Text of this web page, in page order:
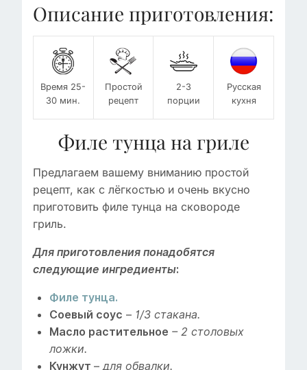
Описание приготовления:
Время 25-
30 мин.
Простой
рецепт
2-3
порции
Русская
кухня
Филе тунца на гриле
Предлагаем вашему вниманию простой
рецепт, как с лёгкостью и очень вкусно
приготовить филе тунца на сковороде
гриль.
Для приготовления понадобятся
следующие ингредиенты:
Филе тунца.
Соевый соус – 1/3 стакана.
Масло растительное – 2 столовых
ложки.
Кунжут – для обвалки.